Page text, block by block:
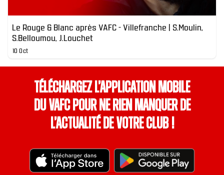
Le Rouge & Blanc après VAFC - Villefranche | S.Moulin,
S.Belloumou, J.Louchet
10 Oct
Téléchargez l’application mobile
du VAFC pour ne rien manquer de
l’actualité de votre club !